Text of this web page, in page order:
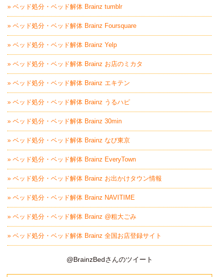
» ベッド処分・ベッド解体 Brainz tumblr
» ベッド処分・ベッド解体 Brainz Foursquare
» ベッド処分・ベッド解体 Brainz Yelp
» ベッド処分・ベッド解体 Brainz お店のミカタ
» ベッド処分・ベッド解体 Brainz エキテン
» ベッド処分・ベッド解体 Brainz うるハピ
» ベッド処分・ベッド解体 Brainz 30min
» ベッド処分・ベッド解体 Brainz なび東京
» ベッド処分・ベッド解体 Brainz EveryTown
» ベッド処分・ベッド解体 Brainz お出かけタウン情報
» ベッド処分・ベッド解体 Brainz NAVITIME
» ベッド処分・ベッド解体 Brainz @粗大ごみ
» ベッド処分・ベッド解体 Brainz 全国お店登録サイト
@BrainzBedさんのツイート